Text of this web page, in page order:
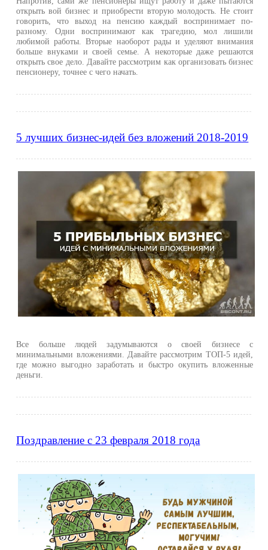
открыть вой бизнес и приобрести вторую молодость. Не стоит
говорить, что выход на пенсию каждый воспринимает по-
разному. Одни воспринимают как трагедию, мол лишили
любимой работы. Вторые наоборот рады и уделяют внимания
больше внуками и своей семье. А некоторые даже решаются
открыть свое дело. Давайте рассмотрим как организовать бизнес
пенсионеру, точнее с чего начать.
5 лучших бизнес-идей без вложений 2018-2019
Все больше людей задумываются о своей бизнесе с
минимальными вложениями. Давайте рассмотрим ТОП-5 идей,
где можно выгодно заработать и быстро окупить вложенные
деньги.
Поздравление с 23 февраля 2018 года